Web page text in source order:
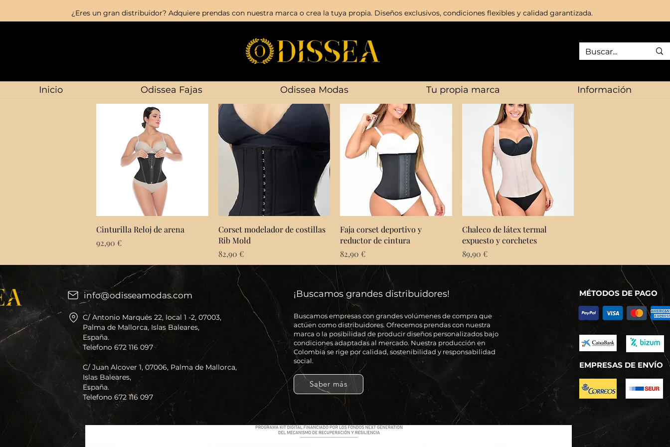
¿Eres un gran distribuidor? Adquiere prendas con nuestra marca o crea la tuya propia. Diseños exclusivos, condiciones flexibles y calidad garantizada.
Inicio Odissea Fajas Odissea Modas Tu propia marca Información
Vista rápida
Cinturilla Reloj de arena
Precio
92,90 €
Vista rápida
Corset modelador de costillas
Rib Mold
Precio
82,90 €
Vista rápida
Faja corset deportivo y
reductor de cintura
Precio
82,90 €
Vista rápida
Chaleco de látex termal
expuesto y corchetes
Precio
89,90 €
info@odisseamodas.com
C/ Antonio Marqués 22, local 1 -2, 07003,
Palma de Mallorca, Islas Baleares,
España.
Telefono 672 116 097
C/ Juan Alcover 1, 07006, Palma de Mallorca,
Islas Baleares,
España.
Telefono 672 116 097
¡Buscamos grandes distribuidores!
Buscamos empresas con grandes volúmenes de compra que
actúen como distribuidores. Ofrecemos prendas con nuestra
marca o la posibilidad de producir diseños personalizados bajo
condiciones adaptadas al mercado. Nuestra producción en
Colombia se rige por calidad, sostenibilidad y responsabilidad
social.
Saber más
MÉTODOS DE PAGO
EMPRESAS DE ENVÍO